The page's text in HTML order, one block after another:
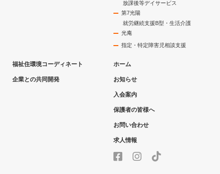
放課後等デイサービス
第7光陽
就労継続支援B型・生活介護
光庵
指定・特定障害児相談支援
福祉住環境コーディネート
企業との共同開発
ホーム
お知らせ
入会案内
保護者の皆様へ
お問い合わせ
求人情報